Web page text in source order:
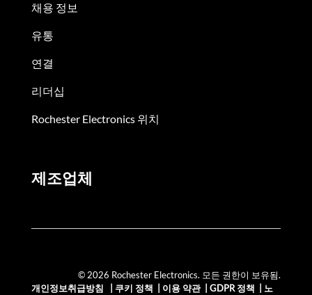
채용 정보
유통
연결
리더십
Rochester Electronics 위치
제조업체
© 2026 Rochester Electronics. 모든 권한이 보유됨.
개인정보취급방침
쿠키 정책 이용 약관| GDPR 정책
노